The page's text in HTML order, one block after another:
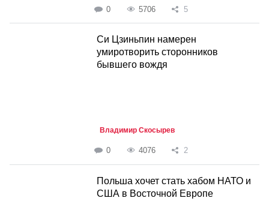
0 5706 5
Си Цзиньпин намерен
умиротворить сторонников
бывшего вождя
Владимир Скосырев
0 4076 2
Польша хочет стать хабом НАТО и
США в Восточной Европе